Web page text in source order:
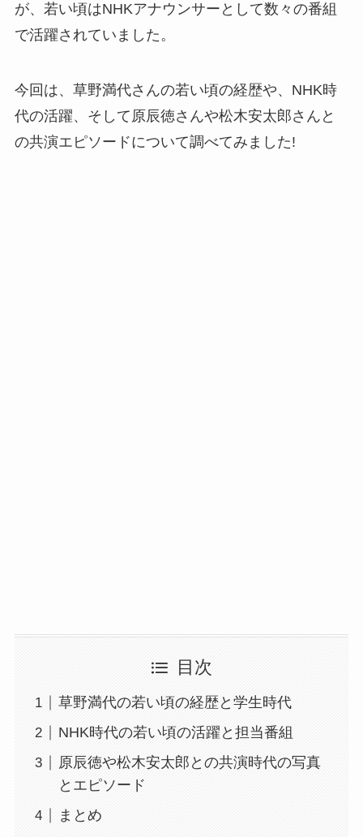
が、若い頃はNHKアナウンサーとして数々の番組
で活躍されていました。
今回は、草野満代さんの若い頃の経歴や、NHK時
代の活躍、そして原辰徳さんや松木安太郎さんと
の共演エピソードについて調べてみました!
目次
草野満代の若い頃の経歴と学生時代
NHK時代の若い頃の活躍と担当番組
原辰徳や松木安太郎との共演時代の写真
とエピソード
まとめ